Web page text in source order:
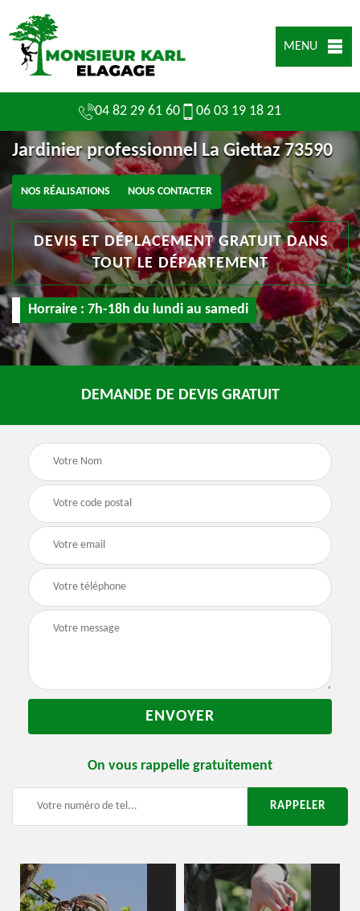
MENU
04 82 29 61 60 06 03 19 18 21
Jardinier professionnel La Giettaz 73590
NOS RÉALISATIONS NOUS CONTACTER
DEVIS ET DÉPLACEMENT GRATUIT DANS
TOUT LE DÉPARTEMENT
Horraire : 7h-18h du lundi au samedi
DEMANDE DE DEVIS GRATUIT
On vous rappelle gratuitement